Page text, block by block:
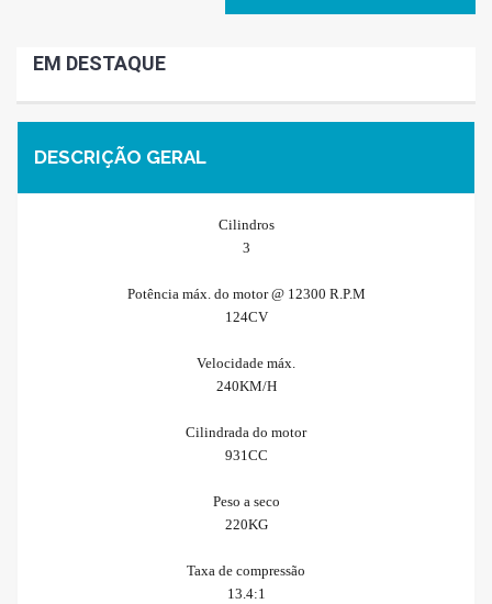
EM DESTAQUE
DESCRIÇÃO GERAL
Cilindros
3
Potência máx. do motor @ 12300 R.P.M
124CV
Velocidade máx.
240KM/H
Cilindrada do motor
931CC
Peso a seco
220KG
Taxa de compressão
13.4:1